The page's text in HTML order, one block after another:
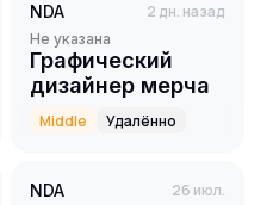
NDA 2 дн. назад
Не указана
Графический
дизайнер мерча
Middle Удалённо
NDA 26 июл.